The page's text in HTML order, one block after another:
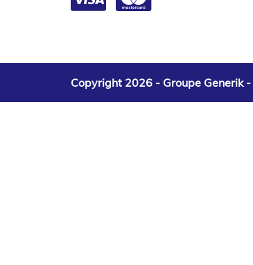
Copyright 2026 - Groupe Generik -